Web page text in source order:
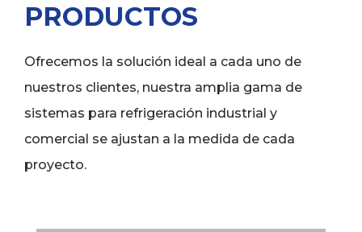
PRODUCTOS
Ofrecemos la solución ideal a cada uno de
nuestros clientes, nuestra amplia gama de
sistemas para refrigeración industrial y
comercial se ajustan a la medida de cada
proyecto.